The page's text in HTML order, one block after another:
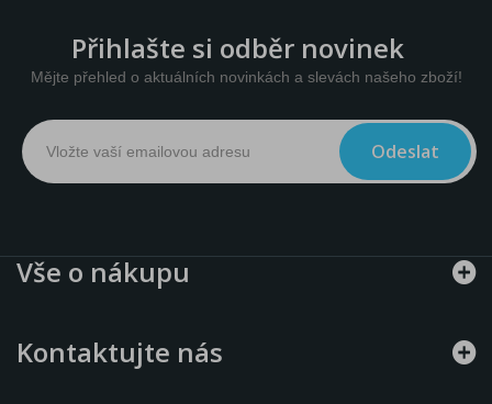
Přihlašte si odběr novinek
Mějte přehled o aktuálních novinkách a slevách našeho zboží!
Odeslat
Vše o nákupu
Kontaktujte nás